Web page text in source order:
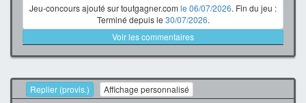
Jeu-concours ajouté sur toutgagner.com le 06/07/2026. Fin du jeu :
Terminé depuis le 30/07/2026.
Voir les commentaires
Replier (provis.) Affichage personnalisé